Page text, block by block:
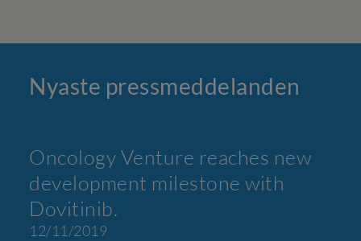
Nyaste press­meddelanden
Oncology Venture reaches new
development milestone with
Dovitinib.
12/11/2019